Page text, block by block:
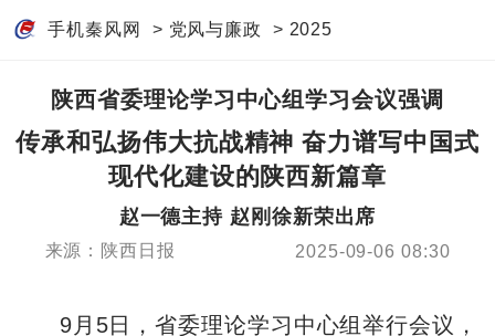
手机秦风网 > 党风与廉政 > 2025
陕西省委理论学习中心组学习会议强调
传承和弘扬伟大抗战精神 奋力谱写中国式
现代化建设的陕西新篇章
赵一德主持 赵刚徐新荣出席
来源：陕西日报 2025-09-06 08:30
9月5日，省委理论学习中心组举行会议，